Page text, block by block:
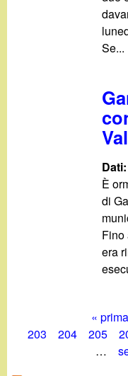
Se...
Dati:
È
di
Fino
era
« prima
203
204 205
…